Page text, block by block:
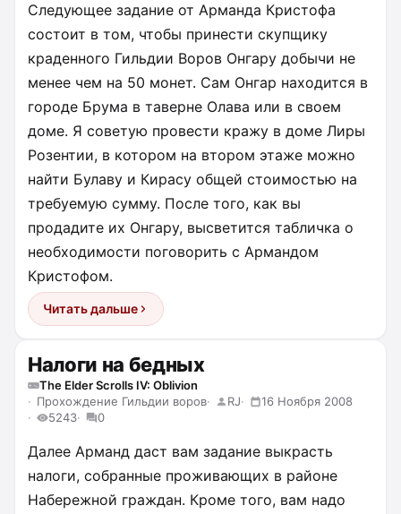
Следующее задание от Арманда Кристофа
состоит в том, чтобы принести скупщику
краденного Гильдии Воров Онгару добычи не
менее чем на 50 монет. Сам Онгар находится в
городе Брума в таверне Олава или в своем
доме. Я советую провести кражу в доме Лиры
Розентии, в котором на втором этаже можно
найти Булаву и Кирасу общей стоимостью на
требуемую сумму. После того, как вы
продадите их Онгару, высветится табличка о
необходимости поговорить с Армандом
Кристофом.
Читать дальше
Налоги на бедных
The Elder Scrolls IV: Oblivion
Прохождение Гильдии воров
RJ
16 Ноября 2008
5243
0
Далее Арманд даст вам задание выкрасть
налоги, собранные проживающих в районе
Набережной граждан. Кроме того, вам надо